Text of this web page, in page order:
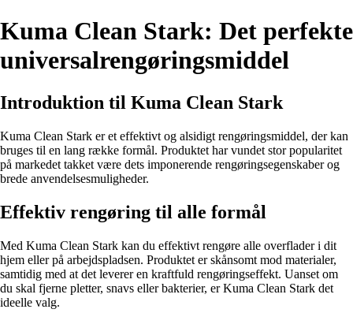
Kuma Clean Stark: Det perfekte
universalrengøringsmiddel
Introduktion til Kuma Clean Stark
Kuma Clean Stark er et effektivt og alsidigt rengøringsmiddel, der kan
bruges til en lang række formål. Produktet har vundet stor popularitet
på markedet takket være dets imponerende rengøringsegenskaber og
brede anvendelsesmuligheder.
Effektiv rengøring til alle formål
Med Kuma Clean Stark kan du effektivt rengøre alle overflader i dit
hjem eller på arbejdspladsen. Produktet er skånsomt mod materialer,
samtidig med at det leverer en kraftfuld rengøringseffekt. Uanset om
du skal fjerne pletter, snavs eller bakterier, er Kuma Clean Stark det
ideelle valg.